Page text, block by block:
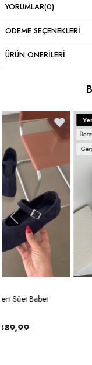
YORUMLAR(0)
ÖDEME SEÇENEKLERI
ÜRÜN ÖNERILERI
Ziko Bej Süet
Yeni
Ürün
Gerçek Deri